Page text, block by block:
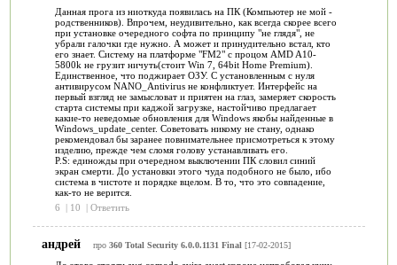
Данная прога из ниоткуда появилась на ПК (Компьютер не мой -
родственников). Впрочем, неудивительно, как всегда скорее всего
при установке очередного софта по принципу "не глядя", не
убрали галочки где нужно. А может и принудительно встал, кто
его знает. Систему на платформе "FM2" с процом AMD A10-
5800k не грузит ничуть(стоит Win 7, 64bit Home Premium).
Единственное, что поджирает ОЗУ. С установленным с нуля
антивирусом NANO_Antivirus не конфликтует. Интерфейс на
первый взгляд не замысловат и приятен на глаз, замеряет скорость
старта системы при каджой загрузке, настойчиво предлагает
какие-то неведомые обновления для Windows якобы найденные в
Windows_update_center. Советовать никому не стану, однако
рекомендовал бы заранее повнимательнее присмотреться к этому
изделию, прежде чем сломя голову устанавливать его.
P.S: единожды при очередном выключении ПК словил синий
экран смерти. До установки этого чуда подобного не было, ибо
система в чистоте и порядке вцелом. В то, что это совпадение,
как-то не верится.
6
| 10 | Ответить
андрей про 360 Total Security 6.0.0.1131 Final [17-02-2015]